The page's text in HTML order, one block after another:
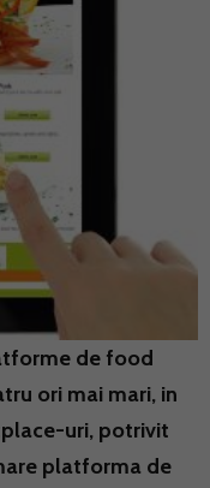
de food
ori mai mari, in
uri, potrivit
platforma de